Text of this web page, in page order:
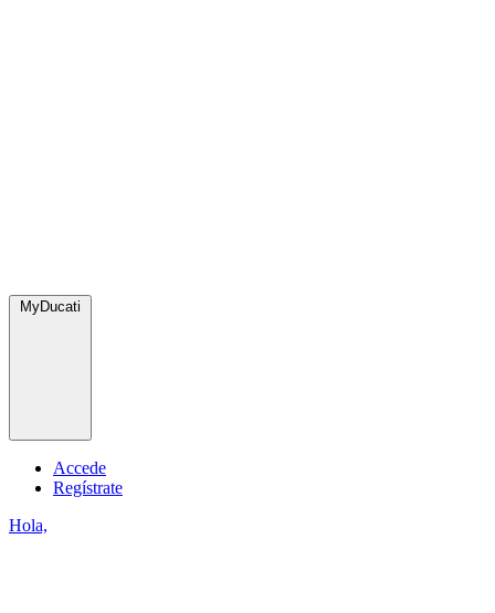
MyDucati
Accede
Regístrate
Hola,